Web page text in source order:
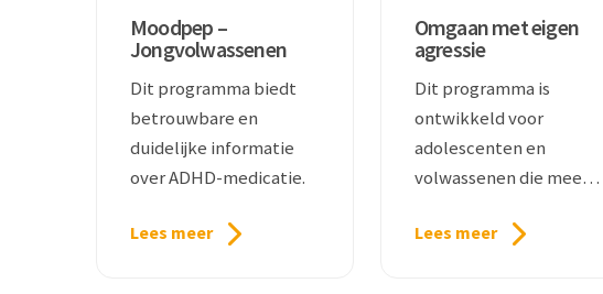
Moodpep –
Jongvolwassenen
Dit programma biedt
betrouwbare en
duidelijke informatie
over ADHD-medicatie.
Lees meer
Omgaan met eigen
agressie
Dit programma is
ontwikkeld voor
adolescenten en
volwassenen die meer
agressieproblematiek
Lees meer